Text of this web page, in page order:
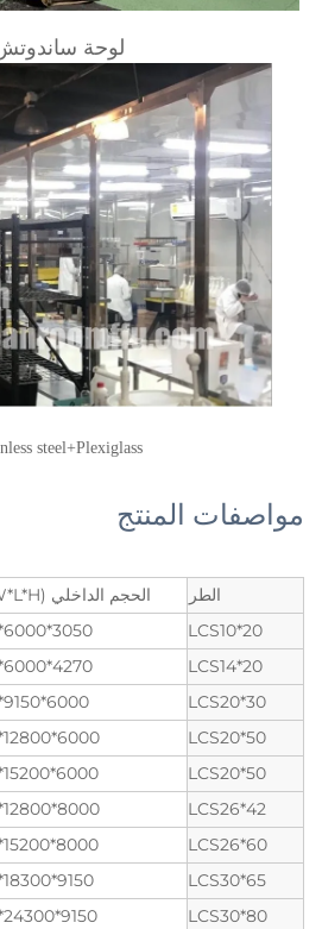
لوحة
steel+Plexiglass
مواصفات المنتج
الطراز الحجم الداخلي (W*L*H) مم
ALCS10*20
3050*6000*2500
ALCS14*20
4270*6000*2500
ALCS20*30
6000*9150*2500
ALCS20*50
6000*12800*2500
ALCS20*50
6000*15200*2500
ALCS26*42
8000*12800*2500
ALCS26*60
8000*15200*2500
ALCS30*65
9150*18300*2500
ALCS30*80
9150*24300*2500